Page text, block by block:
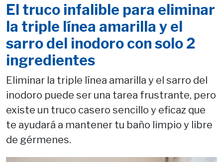
El truco infalible para eliminar
la triple línea amarilla y el
sarro del inodoro con solo 2
ingredientes
Eliminar la triple línea amarilla y el sarro del
inodoro puede ser una tarea frustrante, pero
existe un truco casero sencillo y eficaz que
te ayudará a mantener tu baño limpio y libre
de gérmenes.